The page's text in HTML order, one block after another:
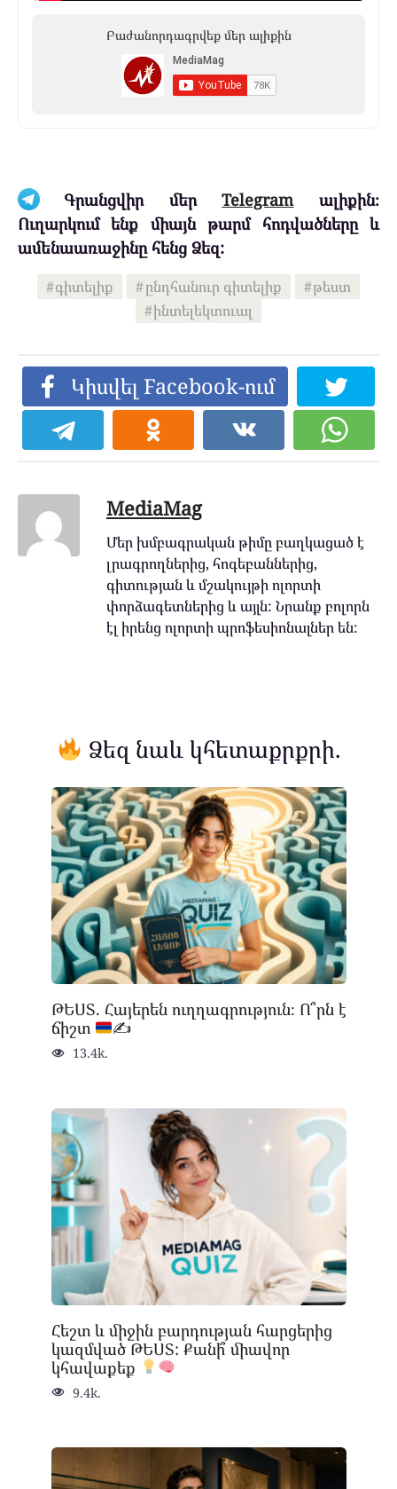
Բաժանորդագրվեք մեր ալիքին
Գրանցվիր մերTelegramալիքին։
Ուղարկում ենք միայն թարմ հոդվածները և
ամենաառաջինը հենց Ձեզ:
գիտելիք ընդհանուր գիտելիք
թեստ
ինտելեկտուալ
Կիսվել Facebook-ում
MediaMag
Մեր խմբագրական թիմը բաղկացած է
լրագրողներից, հոգեբաններից,
գիտության և մշակույթի ոլորտի
փորձագետներից և այլն: Նրանք բոլորն
էլ իրենց ոլորտի պրոֆեսիոնալներ են:
Ձեզ նաև կհետաքրքրի.
ԹԵՍՏ. Հայերեն ուղղագրություն։ Ո՞րն է
ճիշտ
✍
13.4k.
Հեշտ և միջին բարդության հարցերից
կազմված ԹԵՍՏ: Քանի՞ միավոր
կհավաքեք
9.4k.